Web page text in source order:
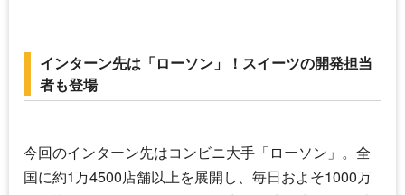
インターン先は「ローソン」！スイーツの開発担当
者も登場
今回のインターン先はコンビニ大手「ローソン」。全
国に約1万4500店舗以上を展開し、毎日およそ1000万